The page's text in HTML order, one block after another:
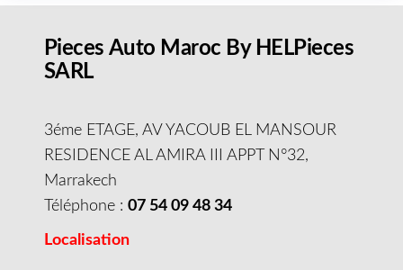
Pieces Auto Maroc By HELPieces
SARL
3éme ETAGE, AV YACOUB EL MANSOUR
RESIDENCE AL AMIRA III APPT N°32,
Marrakech
Téléphone : 07 54 09 48 34
Localisation